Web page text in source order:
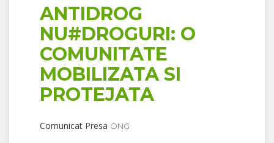
ANTIDROG
NU#DROGURI: O
COMUNITATE
MOBILIZATA SI
PROTEJATA
Comunicat Presa ONG